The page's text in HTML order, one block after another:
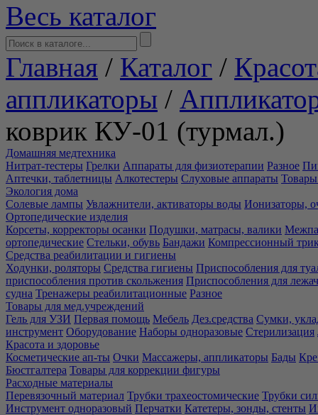
Весь каталог
Главная / Каталог /
аппликаторы /
коврик КУ-01 (турмал.)
Домашняя медтехника
Нитрат-тестеры Грелки Аппараты для физиотерапии Разное
Аптечки, таблетницы Алкотестеры Слуховые аппараты Товары
Экология дома
Солевые лампы Увлажнители, активаторы воды Ионизаторы,
Ортопедические изделия
Корсеты, корректоры осанки Подушки, матрасы, валики
ортопедические Стельки, обувь Бандажи Компрессионный
Средства реабилитации и гигиены
Ходунки, роляторы Средства гигиены Приспособления для
приспособления против скольжения Приспособления для
судна Тренажеры реабилитационные Разное
Товары для мед.учреждений
Гель для УЗИ Первая помощь Мебель Дез.средства Сумки,
инструмент Оборудование Наборы одноразовые Стерилизация
Красота и здоровье
Косметические ап-ты Очки Массажеры, аппликаторы Бады
Бюстгалтера Товары для коррекции фигуры
Расходные материалы
Перевязочный материал Трубки трахеостомические Трубки
Инструмент одноразовый Перчатки Катетеры, зонды, стенты